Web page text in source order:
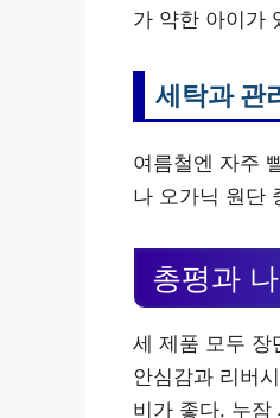
가 약한 아이가
세탁과 관
여름철엔 자주
나 오가닉 원단
총평과
세 제품 모두 장
안심감과 리버
비가 좋다. 누잠